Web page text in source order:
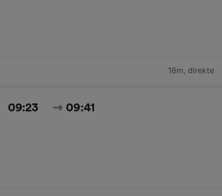
18m, direkte
09:23 09:41